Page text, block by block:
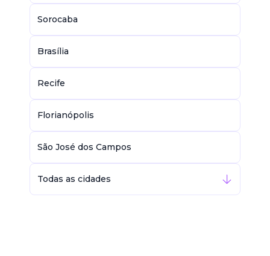
Sorocaba
Brasília
Recife
Florianópolis
São José dos Campos
Todas as cidades